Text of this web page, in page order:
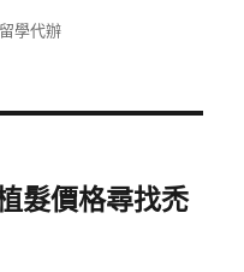
學代辦
髮價格尋找禿